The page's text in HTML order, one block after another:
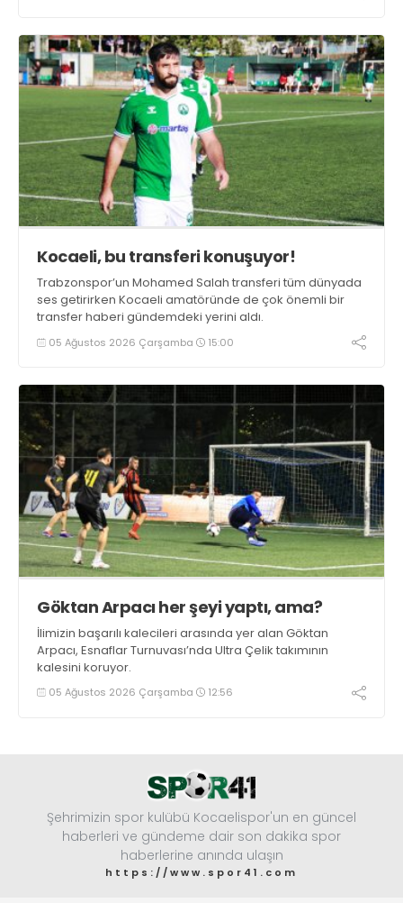
Kocaeli, bu transferi konuşuyor!
Trabzonspor’un Mohamed Salah transferi tüm dünyada
ses getirirken Kocaeli amatöründe de çok önemli bir
transfer haberi gündemdeki yerini aldı.
05 Ağustos 2026 Çarşamba 15:00
Göktan Arpacı her şeyi yaptı, ama?
İlimizin başarılı kalecileri arasında yer alan Göktan
Arpacı, Esnaflar Turnuvası’nda Ultra Çelik takımının
kalesini koruyor.
05 Ağustos 2026 Çarşamba 12:56
Şehrimizin spor kulübü Kocaelispor'un en güncel
haberleri ve gündeme dair son dakika spor
haberlerine anında ulaşın
https://www.spor41.com